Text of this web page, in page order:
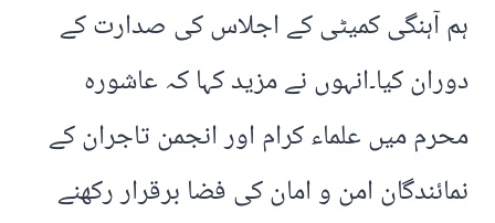
ہم آہنگی کمیٹی کے اجلاس کی صدارت کے
دوران کیا۔انہوں نے مزید کہا کہ عاشورہ
محرم میں علماء کرام اور انجمن تاجران کے
نمائندگان امن و امان کی فضا برقرار رکھنے